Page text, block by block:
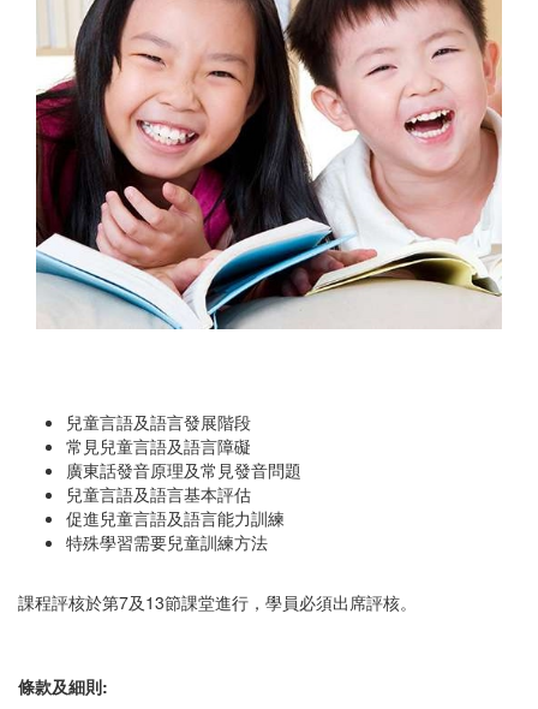
兒童言語及語言發展階段
常見兒童言語及語言障礙
廣東話發音原理及常見發音問題
兒童言語及語言基本評估
促進兒童言語及語言能力訓練
特殊學習需要兒童訓練方法
課程評核於第7及13節課堂進行，學員必須出席評核。
條款及細則: